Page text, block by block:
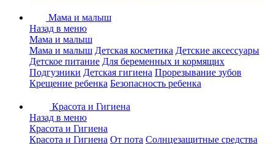
Мама и малыш
Назад в меню
Мама и малыш
Мама и малыш Детская косметика Детские аксессуары
Детское питание Для беременных и кормящих
Подгузники Детская гигиена Прорезывание зубов
Крещение ребенка Безопасность ребенка
Красота и Гигиена
Назад в меню
Красота и Гигиена
Красота и Гигиена От пота Солнцезащитные средства